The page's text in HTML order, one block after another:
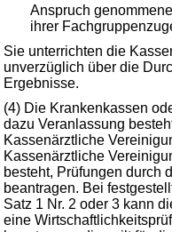
Anspruch
ihrer
Sie unterrichten die
unverzüglich über die
Ergebnisse.
(4) Die Krankenkassen
dazu Veranlassung
Kassenärztliche
Kassenärztliche
besteht, Prüfungen durch
beantragen. Bei
Satz 1 Nr. 2 oder 3 kann
eine